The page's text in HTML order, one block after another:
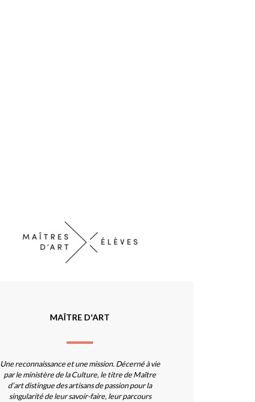
MAÎTRE D'ART
Une reconnaissance et une mission. Décerné à vie
par le ministère de la Culture, le titre de Maître
d’art distingue des artisans de passion pour la
singularité de leur savoir-faire, leur parcours